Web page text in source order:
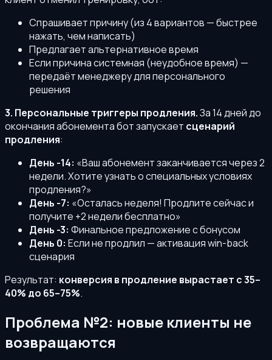
Спрашивает причину (из 4 вариантов — быстрее
нажать, чем написать)
Предлагает альтернативное время
Если причина системная (неудобное время) —
передаёт менеджеру для персонального
решения
3. Персональные триггеры продления.За 14 дней до
окончания абонемента бот запускает сценарий
продления:
День -14: «Ваш абонемент заканчивается через 2
недели. Хотите узнать о специальных условиях
продления?»
День -7: «Осталась неделя! Продлите сейчас и
получите +2 недели бесплатно»
День -3: Финальное предложение с бонусом
День 0: Если не продлил — активация win-back
сценария
Результат: конверсия в продление вырастает с 35–
40% до 65–75%.
Проблема №2: новые клиенты не
возвращаются